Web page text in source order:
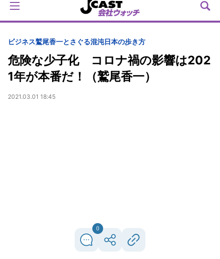
ビジネス鷲尾香一とさぐる混沌日本の歩き方
危険な少子化 コロナ禍の影響は202
1年が本番だ！（鷲尾香一）
2021.03.01 18:45
0